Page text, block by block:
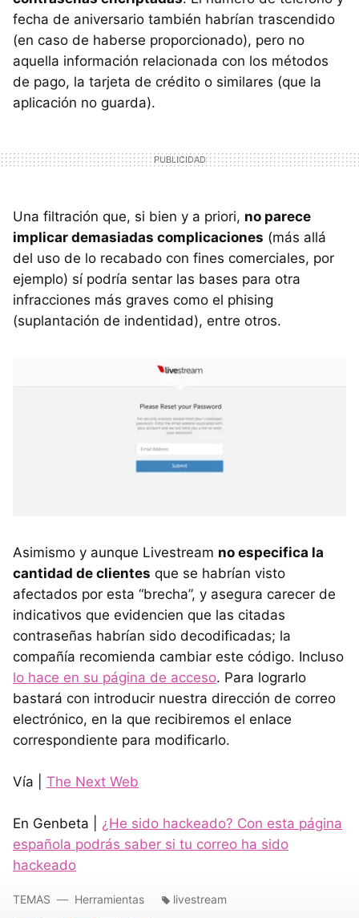
fecha de aniversario también habrían trascendido
(en caso de haberse proporcionado), pero no
aquella información relacionada con los métodos
de pago, la tarjeta de crédito o similares (que la
aplicación no guarda).
Una filtración que, si bien y a priori, no parece
implicar demasiadas complicaciones (más allá
del uso de lo recabado con fines comerciales, por
ejemplo) sí podría sentar las bases para otra
infracciones más graves como el phising
(suplantación de indentidad), entre otros.
Asimismo y aunque Livestream no especifica la
cantidad de clientes que se habrían visto
afectados por esta “brecha”, y asegura carecer de
indicativos que evidencien que las citadas
contraseñas habrían sido decodificadas; la
compañía recomienda cambiar este código. Incluso
lo hace en su página de acceso. Para lograrlo
bastará con introducir nuestra dirección de correo
electrónico, en la que recibiremos el enlace
correspondiente para modificarlo.
Vía | The Next Web
En Genbeta | ¿He sido hackeado? Con esta página
española podrás saber si tu correo ha sido
hackeado
TEMAS Herramientas livestream